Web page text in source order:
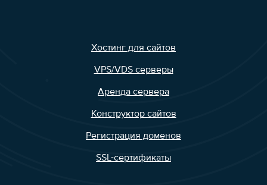
Хостинг для сайтов
VPS/VDS серверы
Аренда сервера
Конструктор сайтов
Регистрация доменов
SSL-сертификаты